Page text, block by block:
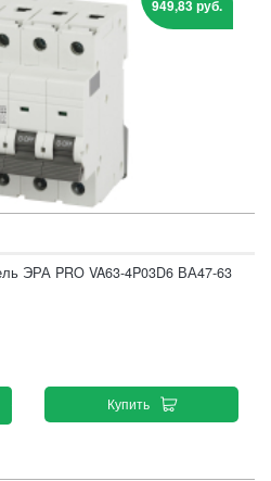
949,83 руб.
ЭРА PRO VA63-4P03D6 ВА47-63
Купить